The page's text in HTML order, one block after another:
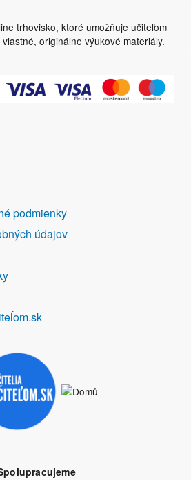
trhovisko, ktoré umožňuje učiteľom
originálne výukové materiály.
podmienky
údajov